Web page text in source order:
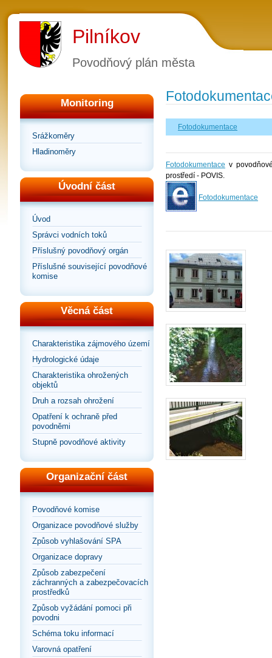
Pilníkov
Povodňový plán města
Monitoring
Srážkoměry
Hladinoměry
Úvodní část
Úvod
Správci vodních toků
Příslušný povodňový orgán
Příslušné související povodňové
komise
Věcná část
Charakteristika zájmového území
Hydrologické údaje
Charakteristika ohrožených
objektů
Druh a rozsah ohrožení
Opatření k ochraně před
povodněmi
Stupně povodňové aktivity
Organizační část
Povodňové komise
Organizace povodňové služby
Způsob vyhlašování SPA
Organizace dopravy
Způsob zabezpečení
záchranných a zabezpečovacích
prostředků
Způsob vyžádání pomoci při
povodni
Schéma toku informací
Varovná opatření
Fotodokumentace
Fotodokumentace v
prostředí - POVIS.
Fotodokumentace